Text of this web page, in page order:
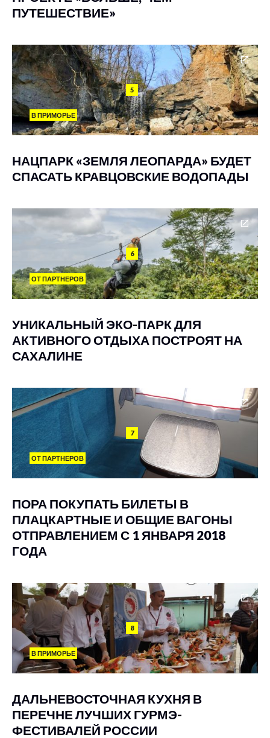
ПУТЕШЕСТВИЕ»
5
В ПРИМОРЬЕ
НАЦПАРК «ЗЕМЛЯ ЛЕОПАРДА» БУДЕТ
СПАСАТЬ КРАВЦОВСКИЕ ВОДОПАДЫ
6
ОТ ПАРТНЕРОВ
УНИКАЛЬНЫЙ ЭКО-ПАРК ДЛЯ
АКТИВНОГО ОТДЫХА ПОСТРОЯТ НА
САХАЛИНЕ
7
ОТ ПАРТНЕРОВ
ПОРА ПОКУПАТЬ БИЛЕТЫ В
ПЛАЦКАРТНЫЕ И ОБЩИЕ ВАГОНЫ
ОТПРАВЛЕНИЕМ С 1 ЯНВАРЯ 2018
ГОДА
8
В ПРИМОРЬЕ
ДАЛЬНЕВОСТОЧНАЯ КУХНЯ В
ПЕРЕЧНЕ ЛУЧШИХ ГУРМЭ-
ФЕСТИВАЛЕЙ РОССИИ